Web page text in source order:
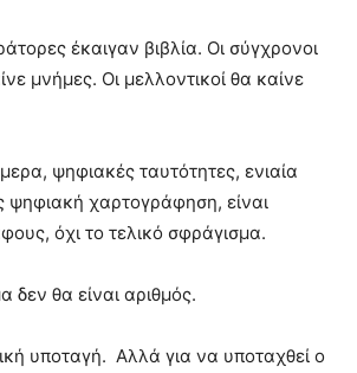
έκαιγαν βιβλία. Οι σύγχρονοι
μνήμες. Οι μελλοντικοί θα καίνε
ψηφιακές ταυτότητες, ενιαία
ψηφιακή χαρτογράφηση, είναι
όχι το τελικό σφράγισμα.
δεν θα είναι αριθμός.
υποταγή. Αλλά για να υποταχθεί ο